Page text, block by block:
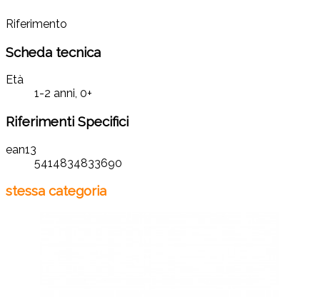
Riferimento
Scheda tecnica
Età
1-2 anni, 0+
Riferimenti Specifici
ean13
5414834833690
stessa categoria